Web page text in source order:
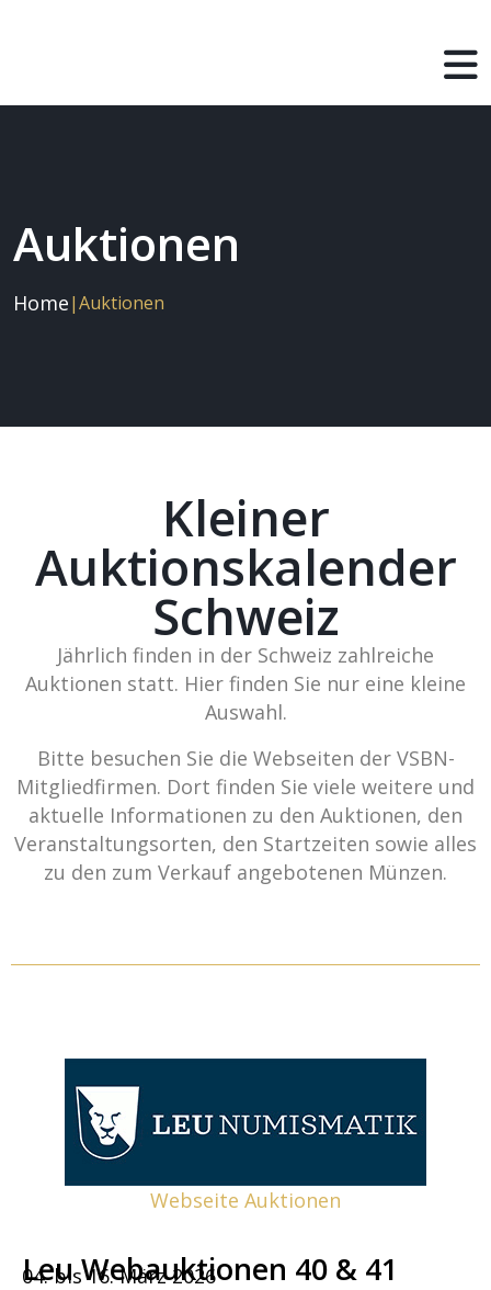
Auktionen
Home|Auktionen
Kleiner
Auktionskalender
Schweiz
Jährlich finden in der Schweiz zahlreiche
Auktionen statt. Hier finden Sie nur eine kleine
Auswahl.
Bitte besuchen Sie die Webseiten der VSBN-
Mitgliedfirmen. Dort finden Sie viele weitere und
aktuelle Informationen zu den Auktionen, den
Veranstaltungsorten, den Startzeiten sowie alles
zu den zum Verkauf angebotenen Münzen.
Webseite Auktionen
Leu Webauktionen 40 & 41
04. bis 16. März 2026